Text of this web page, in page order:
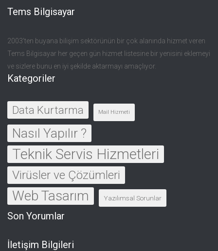
Tems Bilgisayar
2003’ten buyana bilişim sektörünün bir çok alanında hizmet veren
Tems Bilgisayar her geçen gün hizmet listesine bir yenisini eklemeyi
ve sizlere bunu en iyi şekilde aktarmayı amaçlıyor.
Kategoriler
Data Kurtarma Mail Hizmeti
Nasıl Yapılır ?
Teknik Servis Hizmetleri
Virüsler ve Çözümleri
Web Tasarım Yazılımsal Sorunlar
Son Yorumlar
İletişim Bilgileri